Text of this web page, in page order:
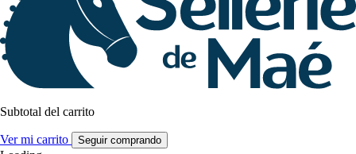
Subtotal del carrito
Ver mi carrito Seguir comprando